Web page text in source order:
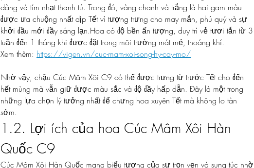
dàng và tím nhạt thanh tú. Trong đó, vàng chanh và trắng là hai gam màu
được ưa chuộng nhất dịp Tết vì tượng trưng cho may mắn, phú quý và sự
khởi đầu mới đầy sáng lạn.Hoa có độ bền ấn tượng, duy trì vẻ tươi tắn từ 3
tuần đến 1 tháng khi được đặt trong môi trường mát mẻ, thoáng khí.
Xem thêm: https://vigen.vn/cuc-mam-xoi-song-hy-cay-mo/
Nhờ vậy, chậu Cúc Mâm Xôi C9 có thể được trưng từ trước Tết cho đến
hết mùng mà vẫn giữ được màu sắc và độ đầy hấp dẫn. Đây là một trong
những lựa chọn lý tưởng nhất để chưng hoa xuyên Tết mà không lo tàn
sớm.
1.2. Lợi ích của hoa Cúc Mâm Xôi Hàn
Quốc C9
Cúc Mâm Xôi Hàn Quốc mang biểu tượng của sự trọn vẹn và sung túc nhờ